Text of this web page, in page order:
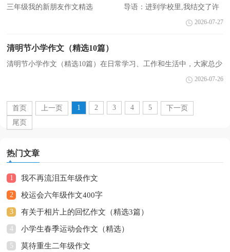
三年级我的新朋友作文精选 导语：进到学校里,我结交了许
多新朋友。下面我就来给大家讲讲我的新朋友吧! 第一篇：
字...
2026-07-27
清明节小学作文（精选10篇）
清明节小学作文（精选10篇）在日常学习、工作和生活中，大家总少
不了接触作文吧，作文一定要做到主题集中，围绕同一主题作深入阐
2026-07-26
首页 上一页 1 2 3 4 5
下一页
尾页
热门文章
1 我不再流泪五年级作文
2 校运会六年级作文400字
3 有关于相片上的回忆作文（精选3篇）
4 小学生春季运动会作文（精选）
5 莫待重生二年级作文